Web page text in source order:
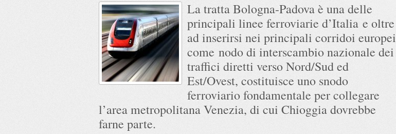
La tratta Bologna-Padova è una delle
principali linee ferroviarie d’Italia e oltre
ad inserirsi nei principali corridoi europei
come nodo di interscambio nazionale dei
traffici diretti verso Nord/Sud ed
Est/Ovest, costituisce uno snodo
ferroviario fondamentale per collegare
l’area metropolitana Venezia, di cui Chioggia dovrebbe
farne parte.